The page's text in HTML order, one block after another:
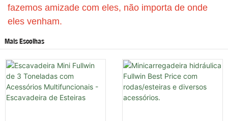
fazemos amizade com eles, não importa de onde
eles venham.
Mais Escolhas